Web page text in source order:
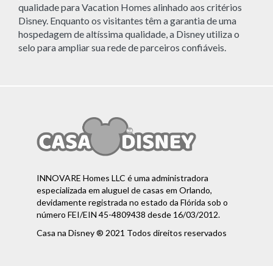
qualidade para Vacation Homes alinhado aos critérios
Disney. Enquanto os visitantes têm a garantia de uma
hospedagem de altíssima qualidade, a Disney utiliza o
selo para ampliar sua rede de parceiros confiáveis.
INNOVARE Homes LLC é uma administradora
especializada em aluguel de casas em Orlando,
devidamente registrada no estado da Flórida sob o
número FEI/EIN 45-4809438 desde 16/03/2012.
Casa na Disney ® 2021 Todos direitos reservados